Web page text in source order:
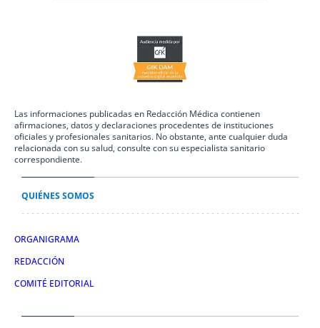
Las informaciones publicadas en Redacción Médica contienen
afirmaciones, datos y declaraciones procedentes de instituciones
oficiales y profesionales sanitarios. No obstante, ante cualquier duda
relacionada con su salud, consulte con su especialista sanitario
correspondiente.
QUIÉNES SOMOS
ORGANIGRAMA
REDACCIÓN
COMITÉ EDITORIAL